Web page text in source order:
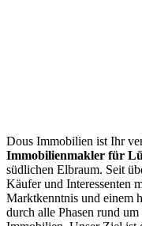
Dous Immobilien ist Ihr
Immobilienmakler für
südlichen Elbraum. Seit
Käufer und Interessenten
Marktkenntnis und einem
durch alle Phasen rund